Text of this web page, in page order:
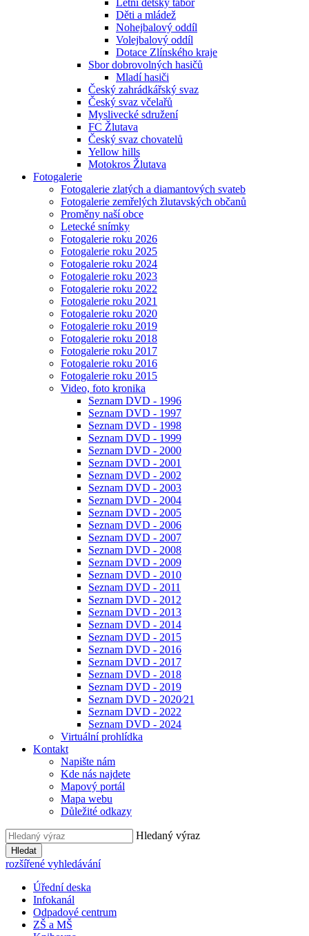
Letní dětský tábor
Děti a mládež
Nohejbalový oddíl
Volejbalový oddíl
Dotace Zlínského kraje
Sbor dobrovolných hasičů
Mladí hasiči
Český zahrádkářský svaz
Český svaz včelařů
Myslivecké sdružení
FC Žlutava
Český svaz chovatelů
Yellow hills
Motokros Žlutava
Fotogalerie
Fotogalerie zlatých a diamantových svateb
Fotogalerie zemřelých žlutavských občanů
Proměny naší obce
Letecké snímky
Fotogalerie roku 2026
Fotogalerie roku 2025
Fotogalerie roku 2024
Fotogalerie roku 2023
Fotogalerie roku 2022
Fotogalerie roku 2021
Fotogalerie roku 2020
Fotogalerie roku 2019
Fotogalerie roku 2018
Fotogalerie roku 2017
Fotogalerie roku 2016
Fotogalerie roku 2015
Video, foto kronika
Seznam DVD - 1996
Seznam DVD - 1997
Seznam DVD - 1998
Seznam DVD - 1999
Seznam DVD - 2000
Seznam DVD - 2001
Seznam DVD - 2002
Seznam DVD - 2003
Seznam DVD - 2004
Seznam DVD - 2005
Seznam DVD - 2006
Seznam DVD - 2007
Seznam DVD - 2008
Seznam DVD - 2009
Seznam DVD - 2010
Seznam DVD - 2011
Seznam DVD - 2012
Seznam DVD - 2013
Seznam DVD - 2014
Seznam DVD - 2015
Seznam DVD - 2016
Seznam DVD - 2017
Seznam DVD - 2018
Seznam DVD - 2019
Seznam DVD - 2020⁄21
Seznam DVD - 2022
Seznam DVD - 2024
Virtuální prohlídka
Kontakt
Napište nám
Kde nás najdete
Mapový portál
Mapa webu
Důležité odkazy
Hledaný výraz
Hledat
rozšířené vyhledávání
Úřední deska
Infokanál
Odpadové centrum
ZŠ a MŠ